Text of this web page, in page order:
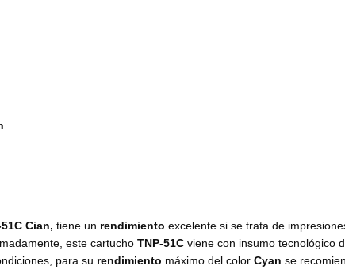
Cian, tiene un rendimiento excelente si se trata de
este cartucho TNP-51C viene con insumo tecnológico
para su rendimiento máximo del color Cyan se